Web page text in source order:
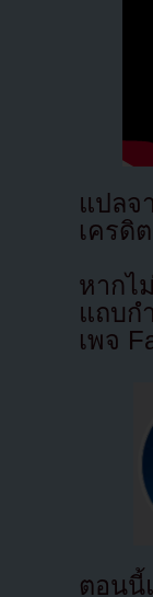
แปล
เครดิ
หากไ
แถบก
เพจ
ตอนนี้